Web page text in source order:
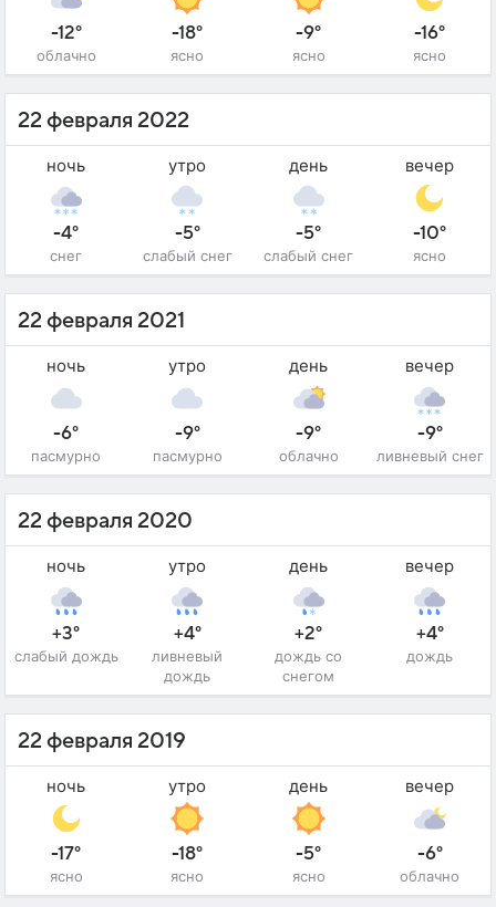
-12°
облачно
-18°
ясно
-9°
ясно
-16°
ясно
22 февраля 2022
ночь
-4°
снег
утро
-5°
слабый снег
день
-5°
слабый снег
вечер
-10°
ясно
22 февраля 2021
ночь
-6°
пасмурно
утро
-9°
пасмурно
день
-9°
облачно
вечер
-9°
ливневый снег
22 февраля 2020
ночь
+3°
слабый дождь
утро
+4°
ливневый
дождь
день
+2°
дождь со
снегом
вечер
+4°
дождь
22 февраля 2019
ночь
-17°
ясно
утро
-18°
ясно
день
-5°
ясно
вечер
-6°
облачно